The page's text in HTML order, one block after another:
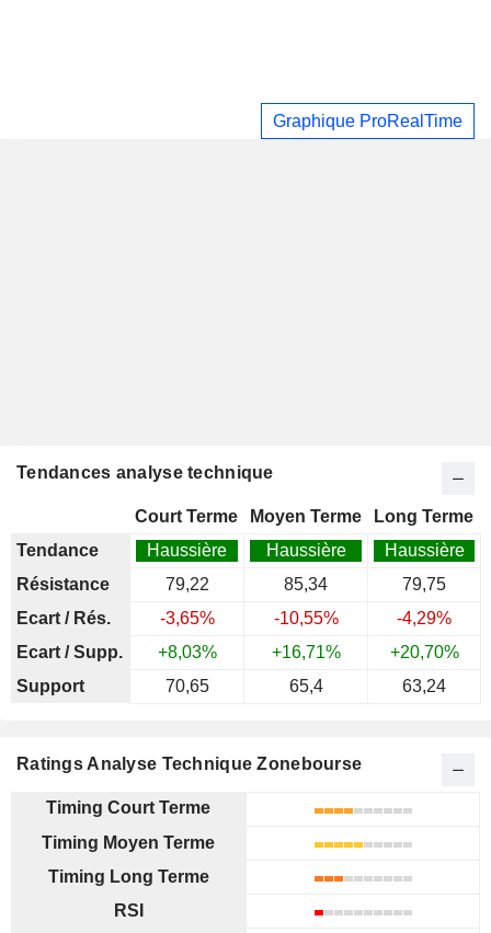
Graphique ProRealTime
Tendances analyse technique
Court Terme Moyen Terme
Long Terme
Tendance
Haussière Haussière
Haussière
Résistance
79,22 85,34
79,75
Ecart / Rés.
-3,65% -10,55%
-4,29%
Ecart / Supp.
+8,03% +16,71%
+20,70%
Support
70,65 65,4 63,24
Ratings Analyse Technique Zonebourse
Timing Court Terme
Timing Moyen Terme
Timing Long Terme
RSI